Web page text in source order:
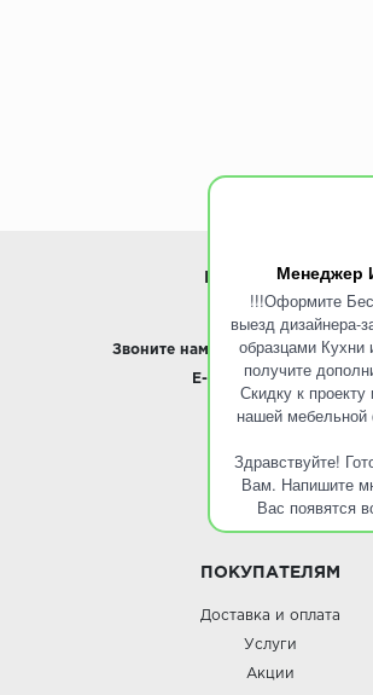
Менеджер
!!!Оформите
выезд дизайнера-
образцами Кухни
получите
Скидку к
нашей мебельной
Здравствуйте!
Вам. Напишите
Вас появятся
ИНФОРМАЦИЯ
www.ROINST.ru
Звоните нам: 8 495 797-10-50 /
E-mail: info@roinst.ru
О КОМПАНИИ
О компании
ПОКУПАТЕЛЯМ
Доставка и оплата
Услуги
Акции